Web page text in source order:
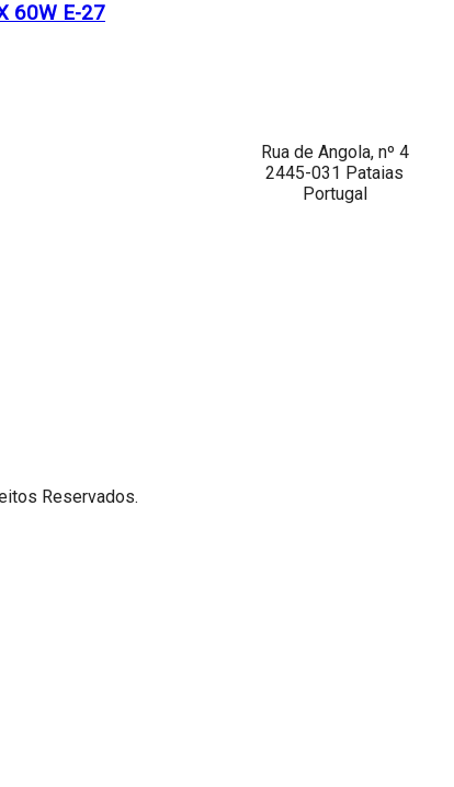
60W E-27
Rua de Angola, nº 4
2445-031 Pataias
Portugal
Reservados.